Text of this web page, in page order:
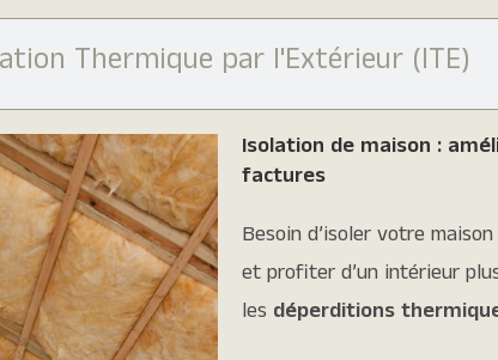
Thermique par l'Extérieur (ITE)
Isolation de maison :
factures
Besoin d’isoler votre
et profiter d’un intérieur
les déperditions